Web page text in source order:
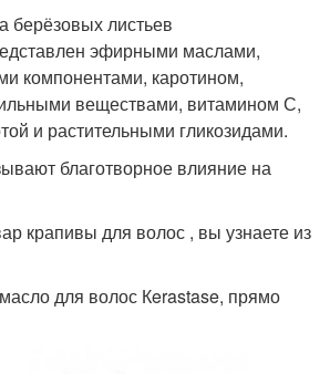
берёзовых листьев
эфирными маслами,
компонентами, каротином,
веществами, витамином С,
и растительными гликозидами.
благотворное влияние на
крапивы для волос , вы узнаете из
для волос Кerastase, прямо